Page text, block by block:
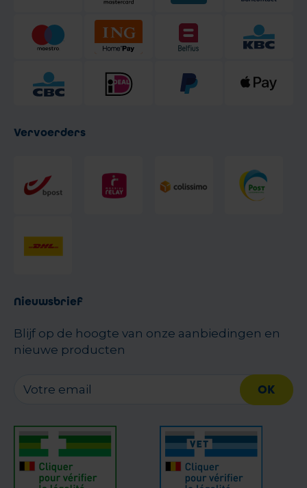
Vervoerders
Nieuwsbrief
Blijf op de hoogte van onze aanbiedingen en
nieuwe producten
OK